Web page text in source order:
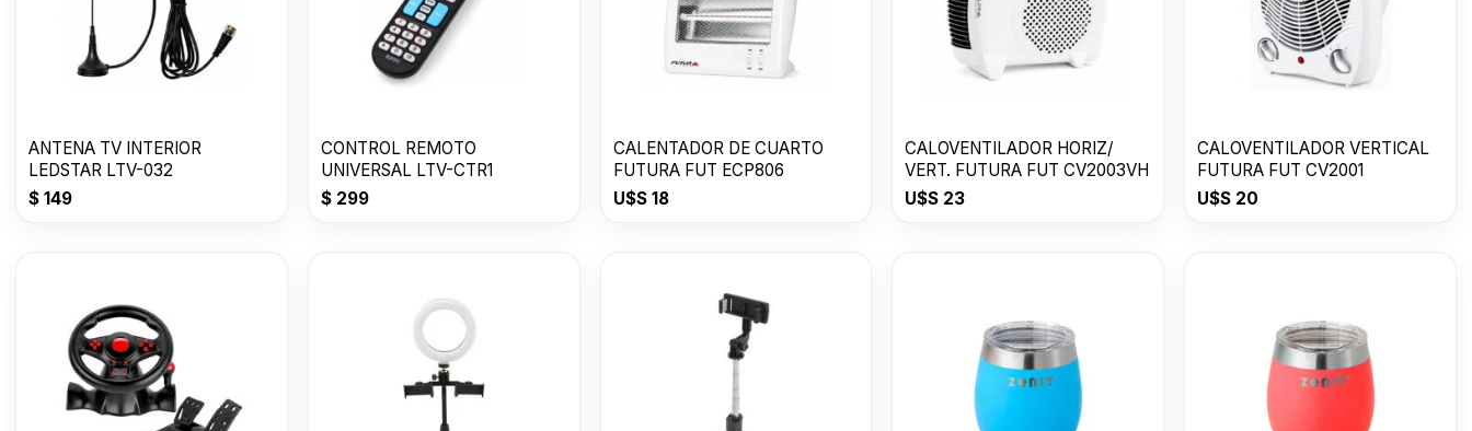
ANTENA TV INTERIOR
LEDSTAR LTV-032
$ 149
CONTROL REMOTO
UNIVERSAL LTV-CTR1
$299
CALENTADOR DE CUARTO
FUTURA FUT ECP806
U$S18
CALOVENTILADOR HORIZ/
VERT. FUTURA FUT CV2003VH
U$S 23
CALOVENTILADOR VERTICAL
FUTURA FUT CV2001
U$S 20